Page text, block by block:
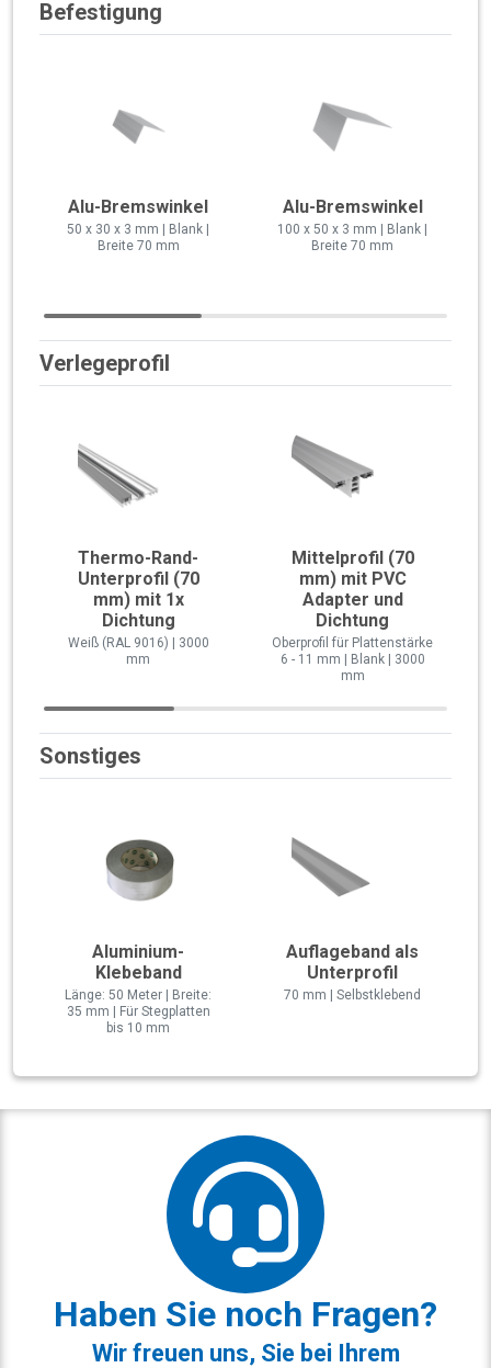
Befestigung
Alu-Bremswinkel
50 x 30 x 3 mm | Blank |
Breite 70 mm
Alu-Bremswinkel
100 x 50 x 3 mm | Blank |
Breite 70 mm
Verlegeprofil
Thermo-Rand-
Unterprofil (70
mm) mit 1x
Dichtung
Weiß (RAL 9016) | 3000
mm
Mittelprofil (70
mm) mit PVC
Adapter und
Dichtung
Oberprofil für Plattenstärke
6 - 11 mm | Blank | 3000
mm
Sonstiges
Aluminium-
Klebeband
Länge: 50 Meter | Breite:
35 mm | Für Stegplatten
bis 10 mm
Auflageband als
Unterprofil
70 mm | Selbstklebend
Haben Sie noch Fragen?
Wir freuen uns, Sie bei Ihrem